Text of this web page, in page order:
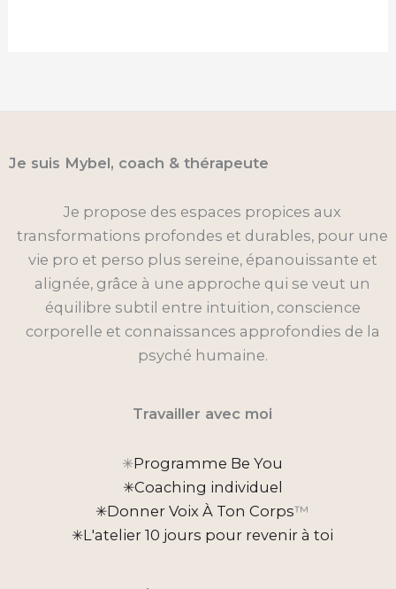
Je suis Mybel, coach & thérapeute
Je propose des espaces propices aux
transformations profondes et durables, pour une
vie pro et perso plus sereine, épanouissante et
alignée, grâce à une approche qui se veut un
équilibre subtil entre intuition, conscience
corporelle et connaissances approfondies de la
psyché humaine.
Travailler avec moi
✳︎Programme Be You
✳︎Coaching individuel
✳︎Donner Voix À Ton Corps™
✳︎L'atelier 10 jours pour revenir à toi